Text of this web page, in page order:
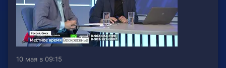
10 мая в 09:15